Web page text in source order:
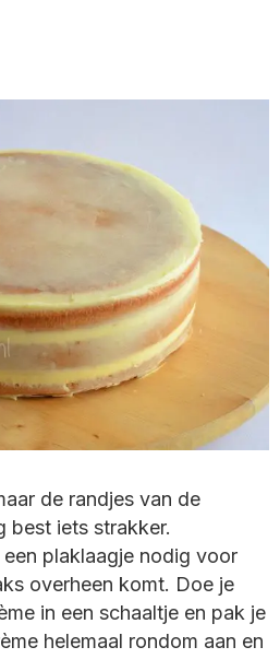
de randjes van de
best iets strakker.
plaklaagje nodig voor
overheen komt. Doe je
in een schaaltje en pak je
helemaal rondom aan en